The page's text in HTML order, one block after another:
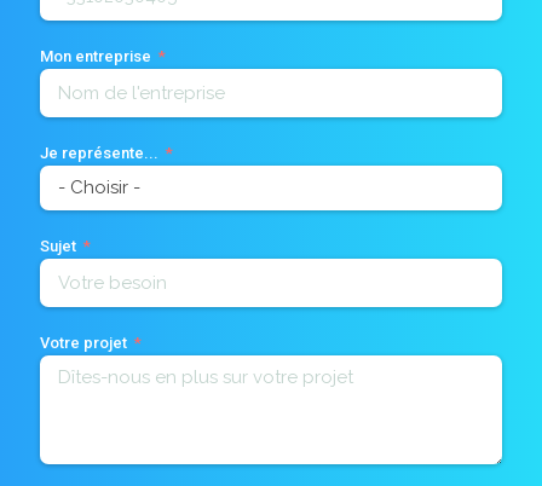
Mon entreprise
Je représente...
Sujet
Votre projet